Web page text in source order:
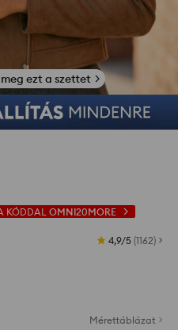
ezt a szettet
KÓDDAL OMNI20MORE
4,9/5 (1162)
Mérettáblázat